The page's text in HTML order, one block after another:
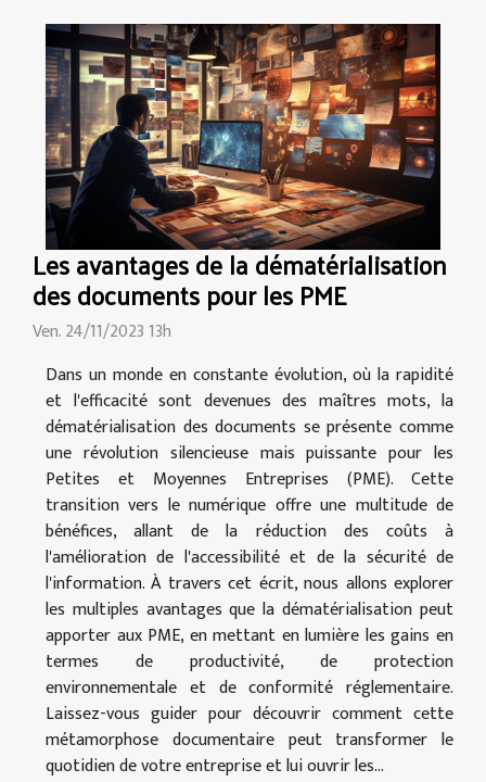
Les avantages de la dématérialisation
des documents pour les PME
Ven. 24/11/2023 13h
Dans un monde en constante évolution, où la rapidité
et l'efficacité sont devenues des maîtres mots, la
dématérialisation des documents se présente comme
une révolution silencieuse mais puissante pour les
Petites et Moyennes Entreprises (PME). Cette
transition vers le numérique offre une multitude de
bénéfices, allant de la réduction des coûts à
l'amélioration de l'accessibilité et de la sécurité de
l'information. À travers cet écrit, nous allons explorer
les multiples avantages que la dématérialisation peut
apporter aux PME, en mettant en lumière les gains en
termes de productivité, de protection
environnementale et de conformité réglementaire.
Laissez-vous guider pour découvrir comment cette
métamorphose documentaire peut transformer le
quotidien de votre entreprise et lui ouvrir les...